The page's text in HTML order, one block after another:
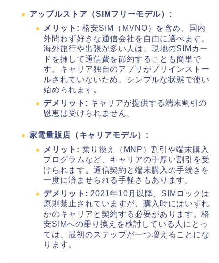
アップルストア（SIMフリーモデル）:
メリット: 格安SIM（MVNO）を含め、国内
外問わず好きな通信会社を自由に選べます。
海外旅行や出張が多い人は、現地のSIMカー
ドを挿して通信費を節約することも簡単で
す。キャリア独自のアプリがプリインストー
ルされていないため、シンプルな状態で使い
始められます。
デメリット: キャリアが提供する端末割引の
恩恵は受けられません。
家電量販店（キャリアモデル）:
メリット: 乗り換え（MNP）割引や端末購入
プログラムなど、キャリアの手厚い割引を受
けられます。通信契約と端末購入の手続きを
一度に済ませられる手軽さもあります。
デメリット: 2021年10月以降、SIMロックは
原則禁止されていますが、購入時にはいずれ
かのキャリアと契約する必要があります。格
安SIMへの乗り換えを検討している人にとっ
ては、最初のステップが一つ増えることにな
ります。